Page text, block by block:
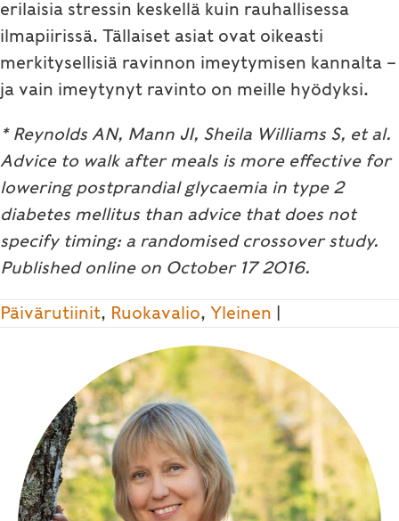
erilaisia stressin keskellä kuin rauhallisessa
ilmapiirissä. Tällaiset asiat ovat oikeasti
merkitysellisiä ravinnon imeytymisen kannalta –
ja vain imeytynyt ravinto on meille hyödyksi.
* Reynolds AN, Mann JI, Sheila Williams S, et al.
Advice to walk after meals is more effective for
lowering postprandial glycaemia in type 2
diabetes mellitus than advice that does not
specify timing: a randomised crossover study.
Published online on October 17 2016.
Päivärutiinit, Ruokavalio, Yleinen